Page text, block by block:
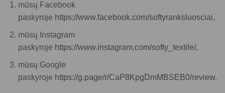
mūsų Facebook
paskyroje https://www.facebook.com/softyranksluosciai,
mūsų Instagram
paskyroje https://www.instagram.com/softy_textile/,
mūsų Google
paskyroje https://g.page/r/CaP8KpgDmMBSEB0/review.